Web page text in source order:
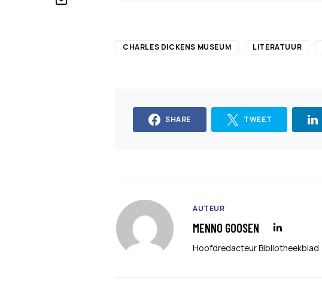
CHARLES DICKENS MUSEUM LITERATUUR
SHARE TWEET
AUTEUR
MENNO GOOSEN
Hoofdredacteur Bibliotheekblad